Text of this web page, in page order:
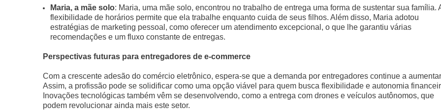
Maria, a mãe solo: Maria, uma mãe solo, encontrou no trabalho de entrega uma forma de sustentar sua família.
flexibilidade de horários permite que ela trabalhe enquanto cuida de seus filhos. Além disso, Maria adotou
estratégias de marketing pessoal, como oferecer um atendimento excepcional, o que lhe garantiu várias
recomendações e um fluxo constante de entregas.
Perspectivas futuras para entregadores de e-commerce
Com a crescente adesão do comércio eletrônico, espera-se que a demanda por entregadores continue a
Assim, a profissão pode se solidificar como uma opção viável para quem busca flexibilidade e autonomia
Inovações tecnológicas também vêm se desenvolvendo, como a entrega com drones e veículos autônomos, que
podem revolucionar ainda mais este setor.